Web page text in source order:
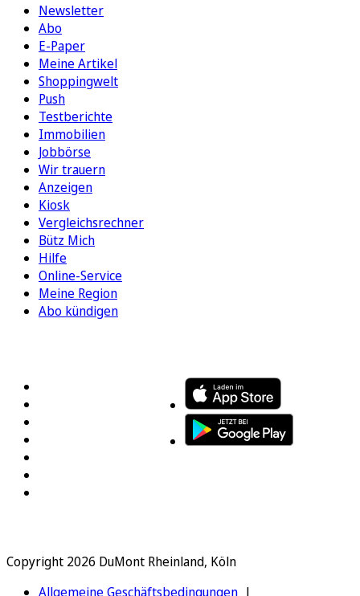
Newsletter
Abo
E-Paper
Meine Artikel
Shoppingwelt
Push
Testberichte
Immobilien
Jobbörse
Wir trauern
Anzeigen
Kiosk
Vergleichsrechner
Bütz Mich
Hilfe
Online-Service
Meine Region
Abo kündigen
Copyright 2026 DuMont Rheinland, Köln
Allgemeine Geschäftsbedingungen